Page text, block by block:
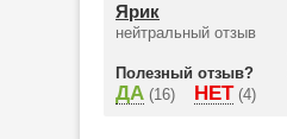
Ярик
нейтральный отзыв
Полезный отзыв?
ДА (16) НЕТ (4)